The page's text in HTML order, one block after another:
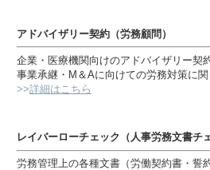
アドバイザリー契約（労務顧問）
企業・医療機関向けのアドバイザリー契
事業承継・M＆Aに向けての労務対策に
>>詳細はこちら
レイバーローチェック（人事労務文書チ
労務管理上の各種文書（労働契約書・誓